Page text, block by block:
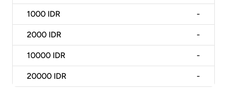
1000 IDR -
2000 IDR -
10000 IDR -
20000 IDR -